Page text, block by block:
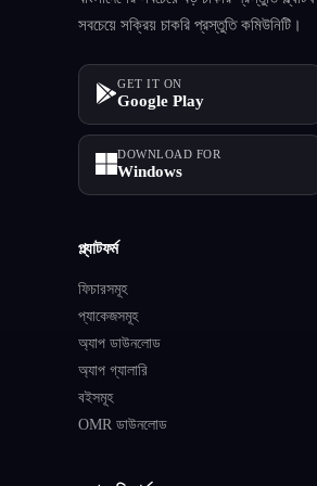
সবচেয়ে সক্রিয় চাকরি প্রস্তুতি কমিউনিটি।
GET IT ON
Google Play
DOWNLOAD FOR
Windows
প্ল্যাটফর্ম
ফিচারসমূহ
প্যাকেজসমূহ
অ্যাপ ডাউনলোড
অ্যাপ গ্যালারি
বইসমূহ
OMR ডাউনলোড